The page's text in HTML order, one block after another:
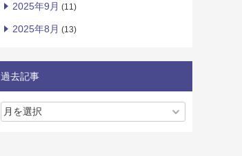
2025年9月 (11)
2025年8月 (13)
過去記事